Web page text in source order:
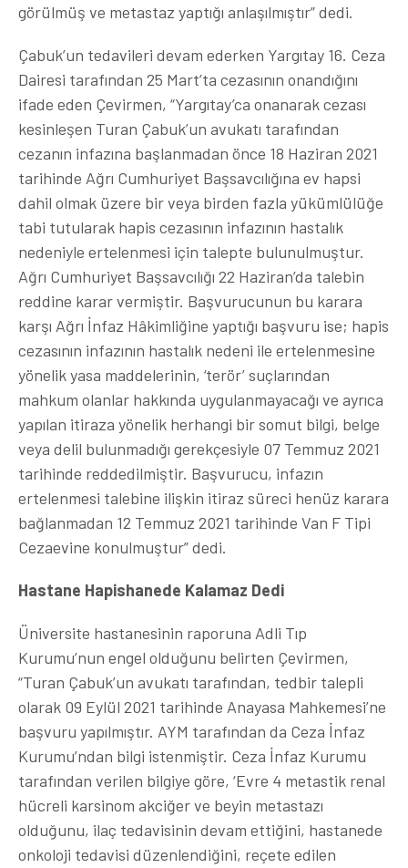
görülmüş ve metastaz yaptığı anlaşılmıştır” dedi.
Çabuk’un tedavileri devam ederken Yargıtay 16. Ceza
Dairesi tarafından 25 Mart’ta cezasının onandığını
ifade eden Çevirmen, “Yargıtay’ca onanarak cezası
kesinleşen Turan Çabuk’un avukatı tarafından
cezanın infazına başlanmadan önce 18 Haziran 2021
tarihinde Ağrı Cumhuriyet Başsavcılığına ev hapsi
dahil olmak üzere bir veya birden fazla yükümlülüğe
tabi tutularak hapis cezasının infazının hastalık
nedeniyle ertelenmesi için talepte bulunulmuştur.
Ağrı Cumhuriyet Başsavcılığı 22 Haziran’da talebin
reddine karar vermiştir. Başvurucunun bu karara
karşı Ağrı İnfaz Hâkimliğine yaptığı başvuru ise; hapis
cezasının infazının hastalık nedeni ile ertelenmesine
yönelik yasa maddelerinin, ‘terör’ suçlarından
mahkum olanlar hakkında uygulanmayacağı ve ayrıca
yapılan itiraza yönelik herhangi bir somut bilgi, belge
veya delil bulunmadığı gerekçesiyle 07 Temmuz 2021
tarihinde reddedilmiştir. Başvurucu, infazın
ertelenmesi talebine ilişkin itiraz süreci henüz karara
bağlanmadan 12 Temmuz 2021 tarihinde Van F Tipi
Cezaevine konulmuştur” dedi.
Hastane Hapishanede Kalamaz Dedi
Üniversite hastanesinin raporuna Adli Tıp
Kurumu’nun engel olduğunu belirten Çevirmen,
“Turan Çabuk’un avukatı tarafından, tedbir talepli
olarak 09 Eylül 2021 tarihinde Anayasa Mahkemesi’ne
başvuru yapılmıştır. AYM tarafından da Ceza İnfaz
Kurumu’ndan bilgi istenmiştir. Ceza İnfaz Kurumu
tarafından verilen bilgiye göre, ‘Evre 4 metastik renal
hücreli karsinom akciğer ve beyin metastazı
olduğunu, ilaç tedavisinin devam ettiğini, hastanede
onkoloji tedavisi düzenlendiğini, reçete edilen